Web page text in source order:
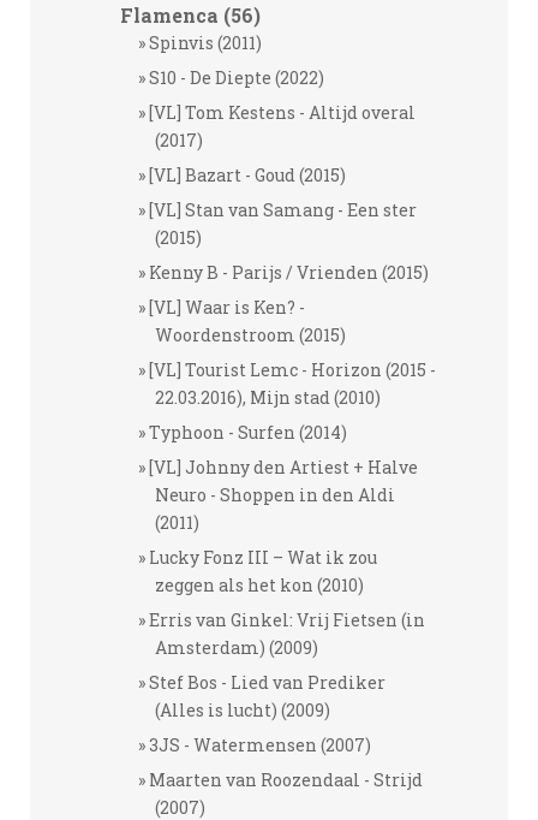
Flamenca (56)
Spinvis (2011)
S10 - De Diepte (2022)
[VL] Tom Kestens - Altijd overal
(2017)
[VL] Bazart - Goud (2015)
[VL] Stan van Samang - Een ster
(2015)
Kenny B - Parijs / Vrienden (2015)
[VL] Waar is Ken? -
Woordenstroom (2015)
[VL] Tourist Lemc - Horizon (2015 -
22.03.2016), Mijn stad (2010)
Typhoon - Surfen (2014)
[VL] Johnny den Artiest + Halve
Neuro - Shoppen in den Aldi
(2011)
Lucky Fonz III – Wat ik zou
zeggen als het kon (2010)
Erris van Ginkel: Vrij Fietsen (in
Amsterdam) (2009)
Stef Bos - Lied van Prediker
(Alles is lucht) (2009)
3JS - Watermensen (2007)
Maarten van Roozendaal - Strijd
(2007)